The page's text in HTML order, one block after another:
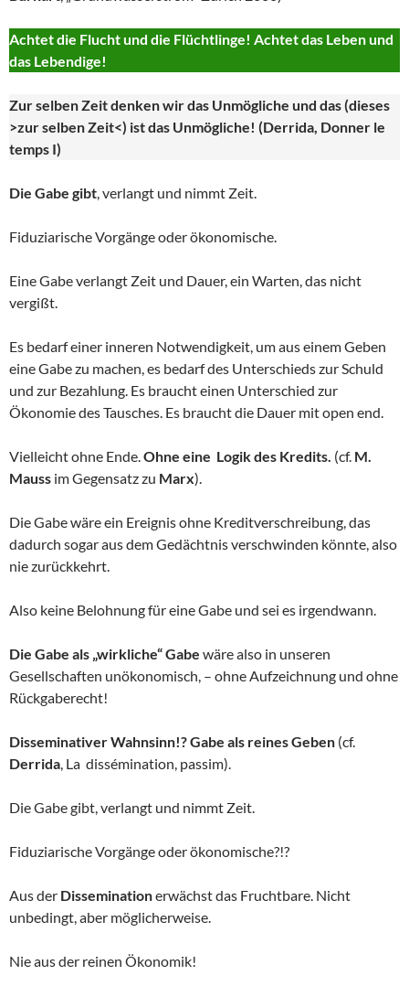
Achtet die Flucht und die Flüchtlinge! Achtet das Leben und
das Lebendige!
Zur selben Zeit denken wir das Unmögliche und das (dieses
>zur selben Zeit<) ist das Unmögliche! (Derrida, Donner le
temps I)
Die Gabe gibt, verlangt und nimmt Zeit.
Fiduziarische Vorgänge oder ökonomische.
Eine Gabe verlangt Zeit und Dauer, ein Warten, das nicht
vergißt.
Es bedarf einer inneren Notwendigkeit, um aus einem Geben
eine Gabe zu machen, es bedarf des Unterschieds zur Schuld
und zur Bezahlung. Es braucht einen Unterschied zur
Ökonomie des Tausches. Es braucht die Dauer mit open end.
Vielleicht ohne Ende.Ohne eine Logik des Kredits. (cf. M.
Mauss im Gegensatz zu Marx).
Die Gabe wäre ein Ereignis ohne Kreditverschreibung, das
dadurch sogar aus dem Gedächtnis verschwinden könnte, also
nie zurückkehrt.
Also keine Belohnung für eine Gabe und sei es irgendwann.
Die Gabe als „wirkliche“ Gabe wäre also in unseren
Gesellschaften unökonomisch, – ohne Aufzeichnung und ohne
Rückgaberecht!
Disseminativer Wahnsinn!? Gabe als reines Geben (cf.
Derrida, La dissémination, passim).
Die Gabe gibt, verlangt und nimmt Zeit.
Fiduziarische Vorgänge oder ökonomische?!?
Aus der Disseminationerwächst das Fruchtbare. Nicht
unbedingt, aber möglicherweise.
Nie aus der reinen Ökonomik!